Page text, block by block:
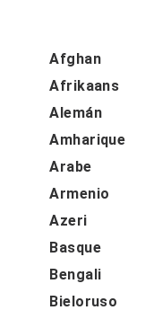
Afghan
Afrikaans
Alemán
Amharique
Arabe
Armenio
Azeri
Basque
Bengali
Bieloruso